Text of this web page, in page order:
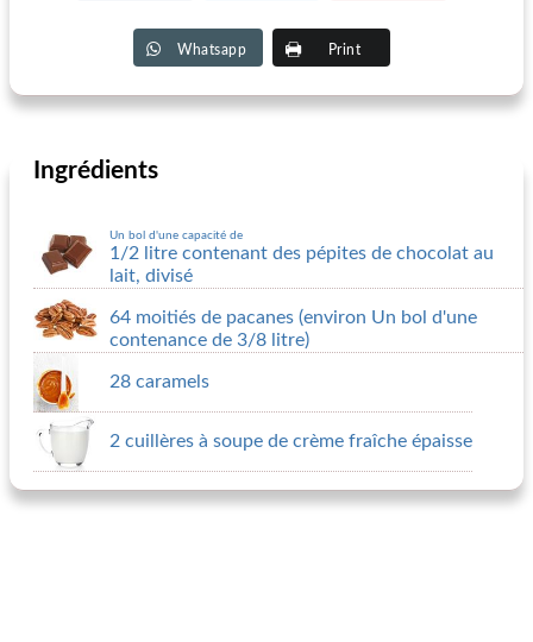
Whatsapp Print
Ingrédients
Un bol d'une capacité de
1/2 litre contenant des pépites de chocolat au
lait, divisé
64 moitiés de pacanes (environ Un bol d'une
contenance de 3/8 litre)
28 caramels
2 cuillères à soupe de crème fraîche épaisse